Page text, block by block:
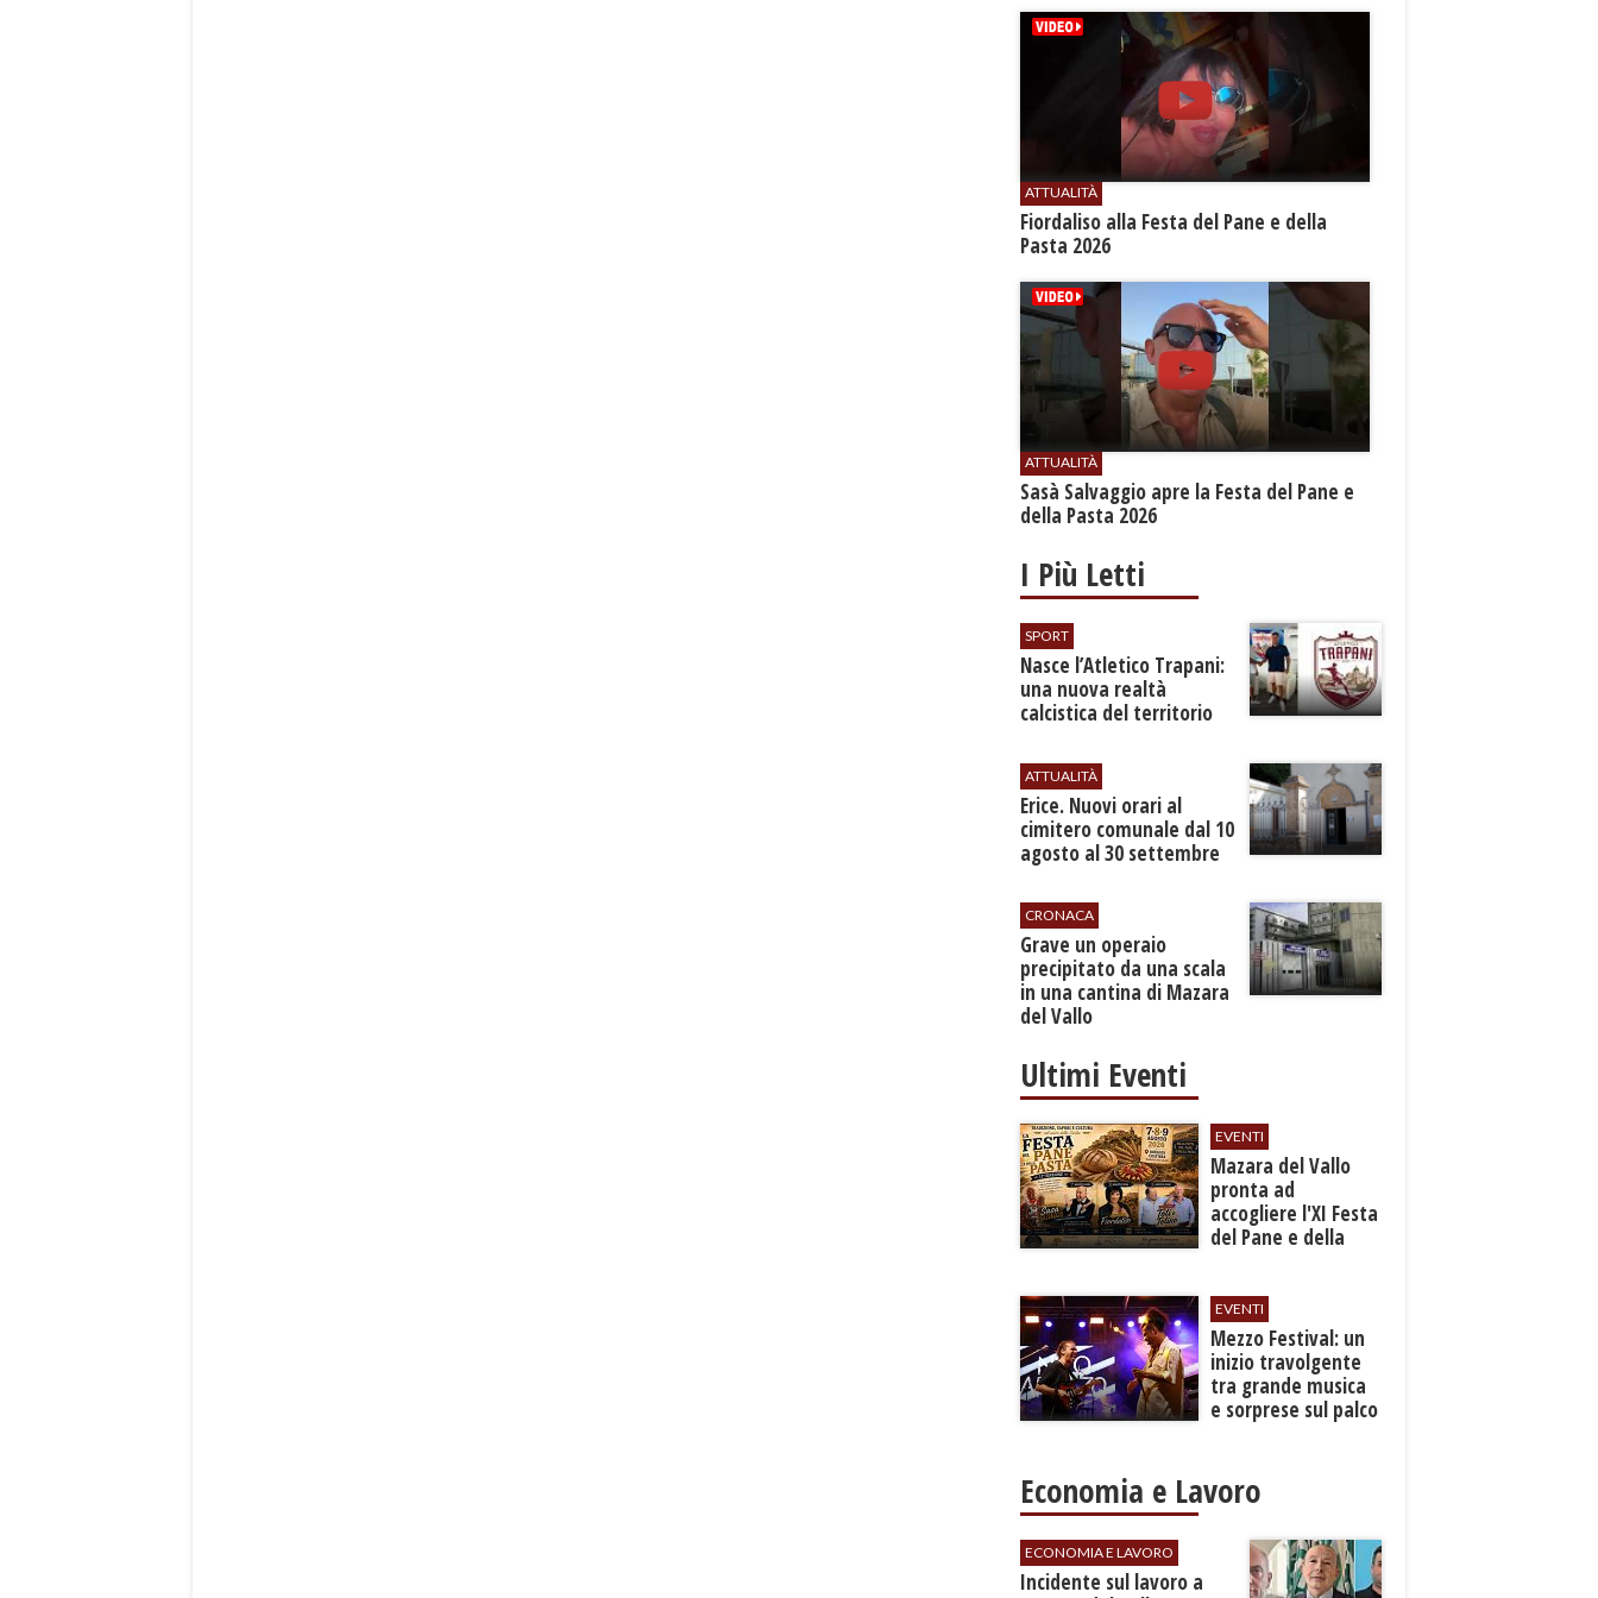
ATTUALITÀ
Fiordaliso alla Festa del Pane e della
Pasta 2026
ATTUALITÀ
Sasà Salvaggio apre la Festa del Pane e
della Pasta 2026
I Più Letti
SPORT
Nasce l’Atletico Trapani:
una nuova realtà
calcistica del territorio
ATTUALITÀ
​Erice. Nuovi orari al
cimitero comunale dal 10
agosto al 30 settembre
CRONACA
​Grave un operaio
precipitato da una scala
in una cantina di Mazara
del Vallo
Ultimi Eventi
EVENTI
Mazara del Vallo
pronta ad
accogliere l'XI Festa
del Pane e della
EVENTI
Mezzo Festival: un
inizio travolgente
tra grande musica
e sorprese sul palco
Economia e Lavoro
ECONOMIA E LAVORO
​Incidente sul lavoro a